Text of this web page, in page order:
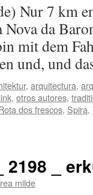
Nur 7 km
da
mit dem
und, und
, arquitectura,
link, otros autores,
dos frescos, Spira,
2198 _
milde